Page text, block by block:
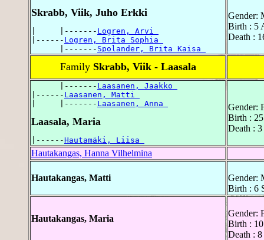
Skrabb, Viik, Juho Erkki
|     |------- Logren, Arvi
|------ Logren, Brita Sophia
      |-------
Spolander, Brita Kaisa
Gender:
Birth : 5
Death :
Family Skrabb, Viik - Laasala
      |-------
Laasanen, Jaakko
|------ Laasanen, Matti
|     |------- Laasanen, Anna
Laasala, Maria
|------Hautamäki, Liisa
Gender:
Birth :
Death :
Hautakangas, Hanna Vilhelmina
Hautakangas, Matti
Gender:
Birth : 6
Hautakangas, Maria
Gender:
Birth :
Death :